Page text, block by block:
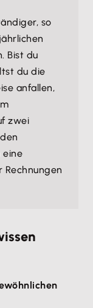
so
Bist du
du die
anfallen,
zwei
eine
Rechnungen